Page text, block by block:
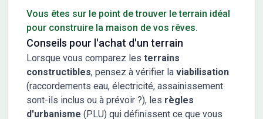
Vous êtes sur le point de trouver le terrain idéal
pour construire la maison de vos rêves.
Conseils pour l'achat d'un terrain
Lorsque vous comparez les terrains
constructibles, pensez à vérifier la viabilisation
(raccordements eau, électricité, assainissement
sont-ils inclus ou à prévoir ?), les règles
d'urbanisme (PLU) qui définissent ce que vous